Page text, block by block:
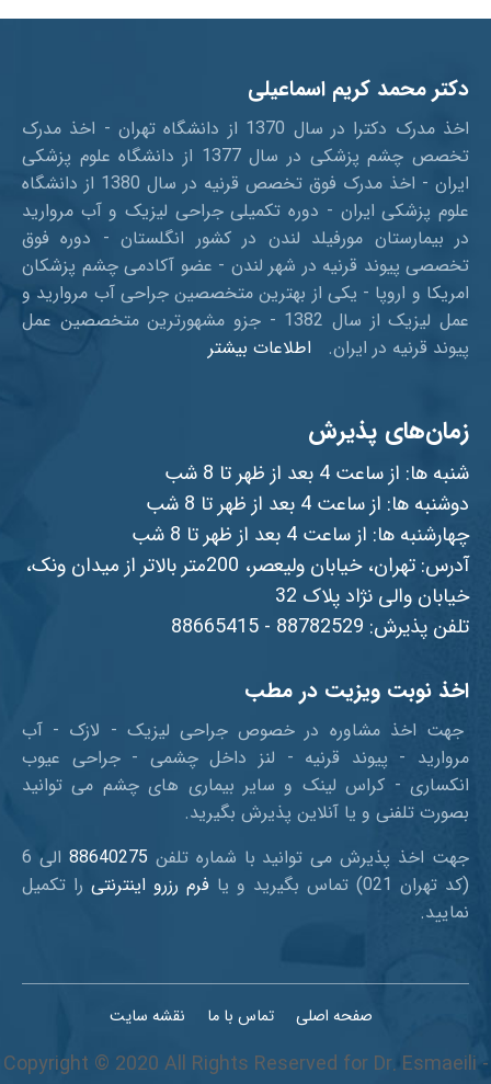
دکتر محمد کریم اسماعیلی
اخذ مدرک دکترا در سال 1370 از دانشگاه تهران - اخذ مدرک
تخصص چشم پزشکی در سال 1377 از دانشگاه علوم پزشکی
ایران - اخذ مدرک فوق تخصص قرنیه در سال 1380 از دانشگاه
علوم پزشکی ایران - دوره تکمیلی جراحی لیزیک و آب مروارید
در بیمارستان مورفیلد لندن در کشور انگلستان - دوره فوق
تخصصی پیوند قرنیه در شهر لندن - عضو آکادمی چشم پزشکان
امریکا و اروپا - یکی از بهترین متخصصین جراحی آب مروارید و
عمل لیزیک از سال 1382 - جزو مشهورترین متخصصین عمل
پیوند قرنیه در ایران. اطلاعات بیشتر
زمان‌های پذیرش
شنبه ها: از ساعت 4 بعد از ظهر تا 8 شب
دوشنبه ها: از ساعت 4 بعد از ظهر تا 8 شب
چهارشنبه ها: از ساعت 4 بعد از ظهر تا 8 شب
آدرس: تهران، خیابان ولیعصر، 200متر بالاتر از میدان ونک،
خیابان والی نژاد پلاک 32
تلفن پذیرش: 88782529 - 88665415
اخذ نوبت ویزیت در مطب
جهت اخذ مشاوره در خصوص جراحی لیزیک - لازک - آب
مروارید - پیوند قرنیه - لنز داخل چشمی - جراحی عیوب
انکساری - کراس لینک و سایر بیماری های چشم می توانید
بصورت تلفنی و یا آنلاین پذیرش بگیرید.
جهت اخذ پذیرش می توانید با شماره تلفن 88640275
الی 6
(کد تهران 021) تماس بگیرید و یا
فرم رزرو اینترنتی را تکمیل
نمایید.
صفحه اصلی تماس با ما نقشه سایت
Copyright © 2020 All Rights Reserved for Dr. Esmaeili -